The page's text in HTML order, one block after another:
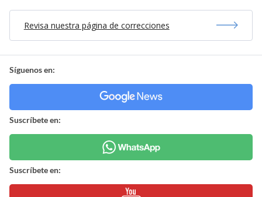
Revisa nuestra página de correcciones
Síguenos en:
Suscríbete en:
Suscríbete en: